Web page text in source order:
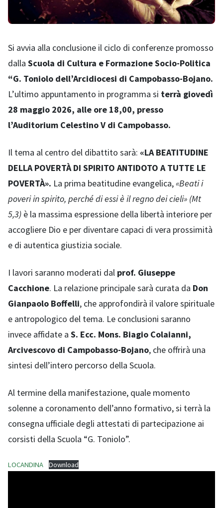
Si avvia alla conclusione il ciclo di conferenze promosso
dalla Scuola di Cultura e Formazione Socio-Politica
“G. Toniolo dell’Arcidiocesi di Campobasso-Bojano.
L’ultimo appuntamento in programma si terrà giovedì
28 maggio 2026, alle ore 18,00, presso
l’Auditorium Celestino V di Campobasso.
Il tema al centro del dibattito sarà: «LA BEATITUDINE
DELLA POVERTÀ DI SPIRITO ANTIDOTO A TUTTE LE
POVERTÀ». La prima beatitudine evangelica,«Beati i
poveri in spirito, perché di essi è il regno dei cieli» (Mt
5,3) è la massima espressione della libertà interiore per
accogliere Dio e per diventare capaci di vera prossimità
e di autentica giustizia sociale.
I lavori saranno moderati dal prof. Giuseppe
Cacchione. La relazione principale sarà curata da Don
Gianpaolo Boffelli, che approfondirà il valore spirituale
e antropologico del tema. Le conclusioni saranno
invece affidate a S. Ecc. Mons. Biagio Colaianni,
Arcivescovo di Campobasso-Bojano, che offrirà una
sintesi dell’intero percorso della Scuola.
Al termine della manifestazione, quale momento
solenne a coronamento dell’anno formativo, si terrà la
consegna ufficiale degli attestati di partecipazione ai
corsisti della Scuola “G. Toniolo”.
LOCANDINA Download